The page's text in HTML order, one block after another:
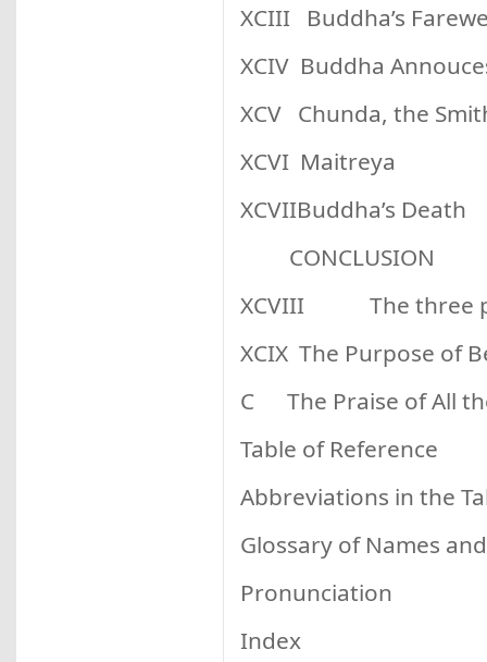
XCIII Buddha’s
XCIV Buddha
XCV Chunda, the
XCVI Maitreya
XCVIIBuddha’s Death
CONCLUSION
XCVIII The three
XCIX The Purpose of
C The Praise of All
Table of Reference
Abbreviations in the
Glossary of Names
Pronunciation
Index